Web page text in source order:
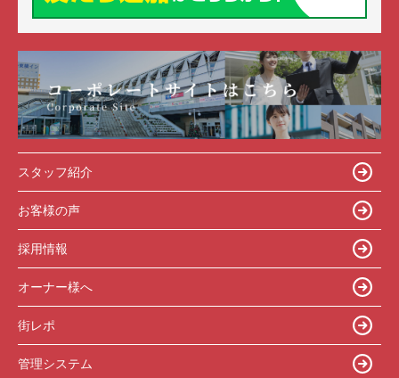
スタッフ紹介
お客様の声
採用情報
オーナー様へ
街レポ
管理システム